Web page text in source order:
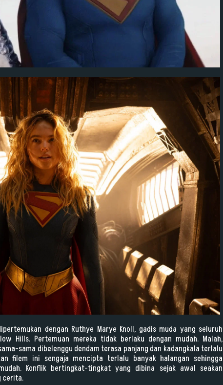
dengan Ruthye Marye Knoll, gadis muda yang seluruh
Hills. Pertemuan mereka tidak berlaku dengan mudah. Malah,
sama dibelenggu dendam terasa panjang dan kadangkala terlalu
filem ini sengaja mencipta terlalu banyak halangan sehingga
Konflik bertingkat-tingkat yang dibina sejak awal seakan
cerita.